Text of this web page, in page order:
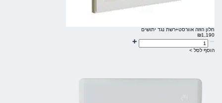
חלון הזזה אוורסט+רשת נגד יתושים
₪1,190
הוסף לסל >